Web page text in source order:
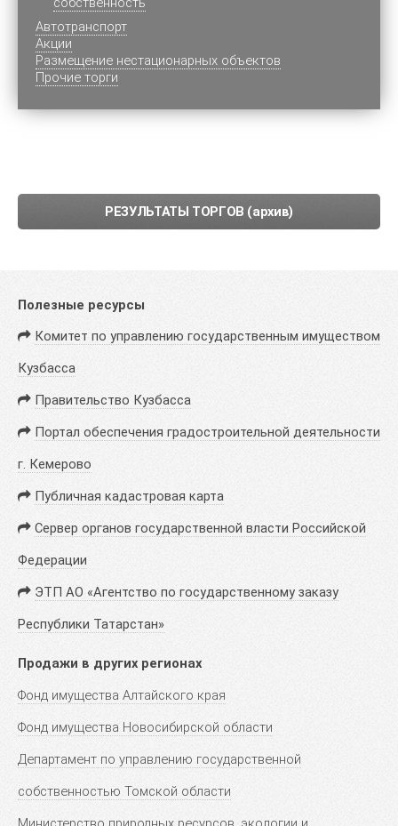
Автотранспорт
Акции
Размещение нестационарных объектов
Прочие торги
РЕЗУЛЬТАТЫ ТОРГОВ (архив)
Полезные ресурсы
Комитет по управлению государственным имуществом
Кузбасса
Правительство Кузбасса
Портал обеспечения градостроительной деятельности
г. Кемерово
Публичная кадастровая карта
Сервер органов государственной власти Российской
Федерации
ЭТП АО «Агентство по государственному заказу
Республики Татарстан»
Продажи в других регионах
Фонд имущества Алтайского края
Фонд имущества Новосибирской области
Департамент по управлению государственной
собственностью Томской области